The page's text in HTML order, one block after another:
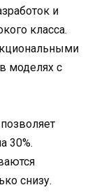
и
класса.
моделях с
30%.
снизу.